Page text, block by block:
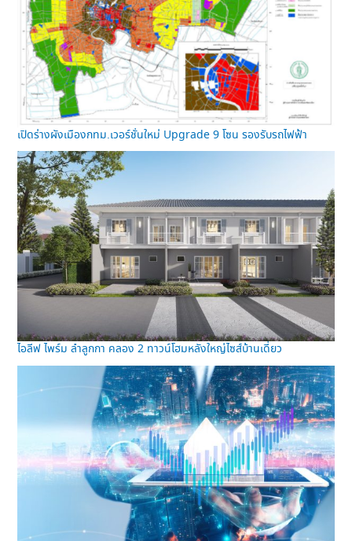
เปิดร่างผังเมืองกทม.เวอร์ชั่นใหม่ Upgrade 9 โซน รองรับรถไฟฟ้า
ไอลีฟ ไพร์ม ลำลูกกา คลอง 2 ทาวน์โฮมหลังใหญ่ไซส์บ้านเดี่ยว